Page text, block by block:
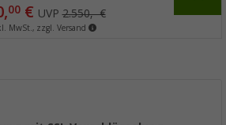
00€ UVP2.550,- €
MwSt., zzgl. Versand